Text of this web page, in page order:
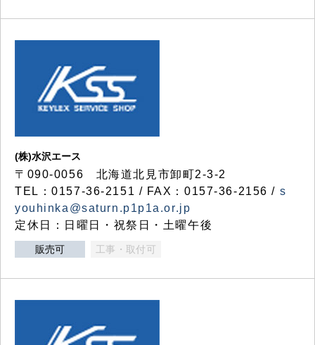
(株)水沢エース
〒090-0056 北海道北見市卸町2-3-2
TEL：0157-36-2151 / FAX：0157-36-2156 / s
youhinka@saturn.p1p1a.or.jp
定休日：日曜日・祝祭日・土曜午後
販売可 工事・取付可